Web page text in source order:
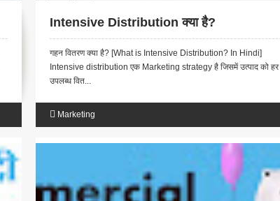
Intensive Distribution क्या है?
गहन वितरण क्या है? [What is Intensive Distribution? In Hindi]
Intensive distribution एक Marketing strategy है जिसमें उत्पाद को हर
उपलब्ध वित...
Marketing